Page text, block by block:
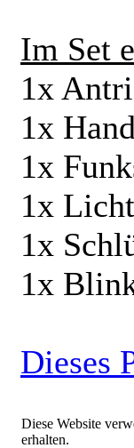
Im Set
1x
1x
1x
1x
1x
1x
Dieses
Diese Website
erhalten.